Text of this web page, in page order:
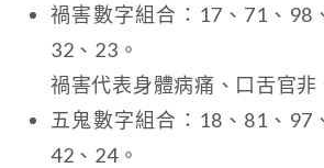
禍害數字組合：17、71、98
32、23。
禍害代表身體病痛、口舌官非
五鬼數字組合：18、81、97
42、24。